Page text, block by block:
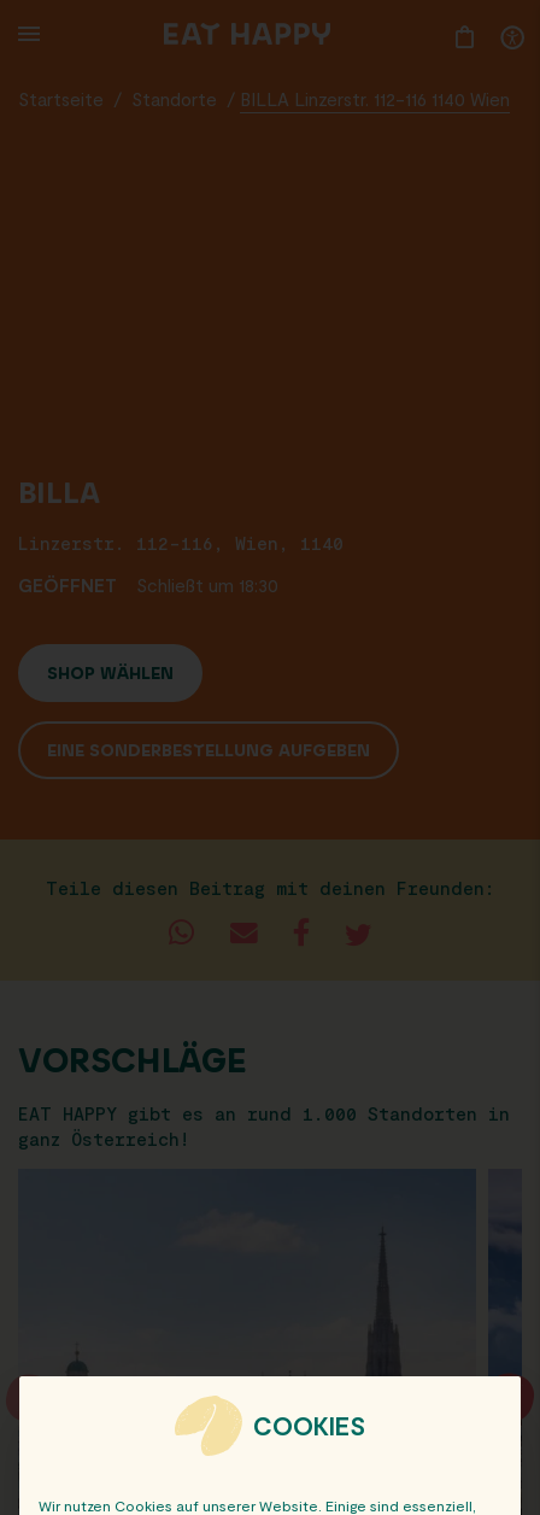
TO
Startseite / Standorte / BILLA Linzerstr. 112-116 1140 Wien
BILLA
Linzerstr. 112-116, Wien, 1140
GEÖFFNET
Schließt um 18:30
SHOP WÄHLEN
EINE SONDERBESTELLUNG AUFGEBEN
Teile diesen Beitrag mit deinen Freunden:
VORSCHLÄGE
EAT HAPPY gibt es an rund 1.000 Standorten in
ganz Österreich!
COOKIES
Wir nutzen Cookies auf unserer Website. Einige sind essenziell,